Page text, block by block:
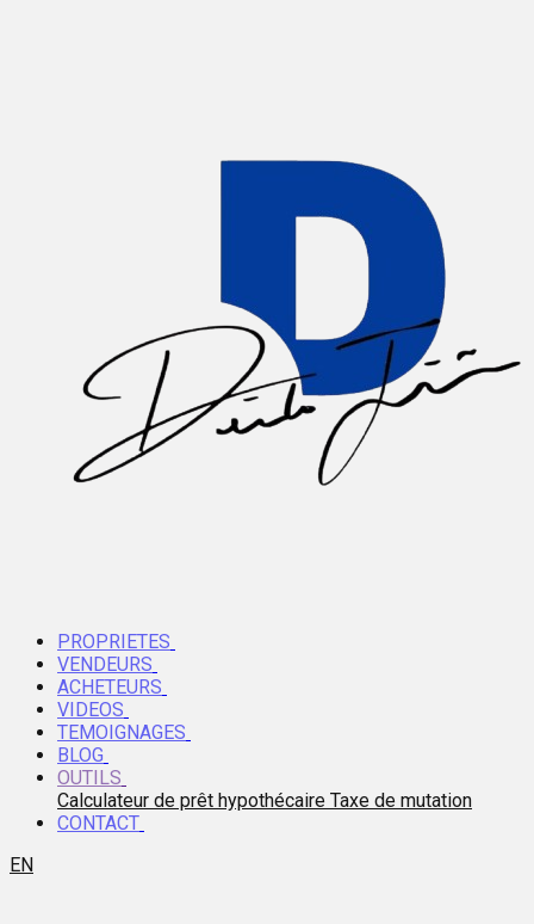
PROPRIETES
VENDEURS
ACHETEURS
VIDEOS
TEMOIGNAGES
BLOG
OUTILS
Calculateur de prêt hypothécaire Taxe de mutation
CONTACT
EN